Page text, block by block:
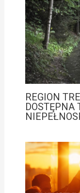
REGION
DOSTĘPNA